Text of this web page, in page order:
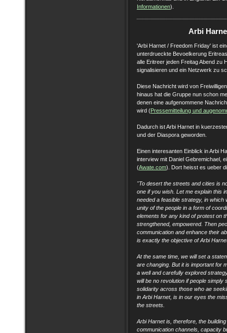
Informationen).
Arbi
'Arbi Harnet / Freedom Friday' ist
unterdrueckte Bevoelkerung
alle Eritreer jeden Freitag Abend zu
signalisieren und ein Netzwerk zu
Diese Nachricht wird von
hinaus hat die Gruppe nun schon
denen eine aufgenommene
wird (Pressemitteilung und
Dadurch ist Arbi Harnet in
und der Diaspora geworden.
Einen interesanten Einblick in Arbi
interview mit Daniel Gebremichael ,
(Awate.com). Dort heisst es ueber
"To desert the streets and cities is
one if you wish. Let me explain this
needed a feasible strategy, in
unity of the people in a form of
elements for any kind of protest on
strengthened, empowered. Then
communication and enhance their
is exactly the objective of Arbi
At the same time, we will set a
are changing. But it is important for
a well and carefully explored
will be no revolution if people
solidarity across those who ae
in Arbi Harnet, is in our eyes the
the streets.
Arbi Harnet is, therefore, the
communication channels, capacity